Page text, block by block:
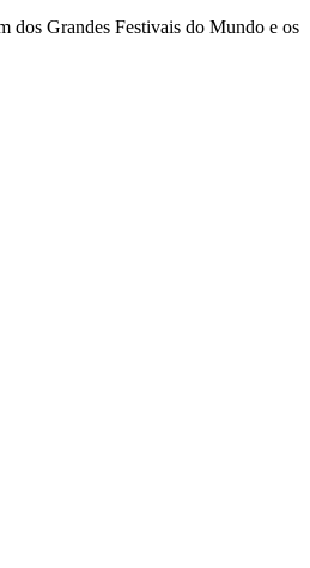
dos Grandes Festivais do Mundo e os